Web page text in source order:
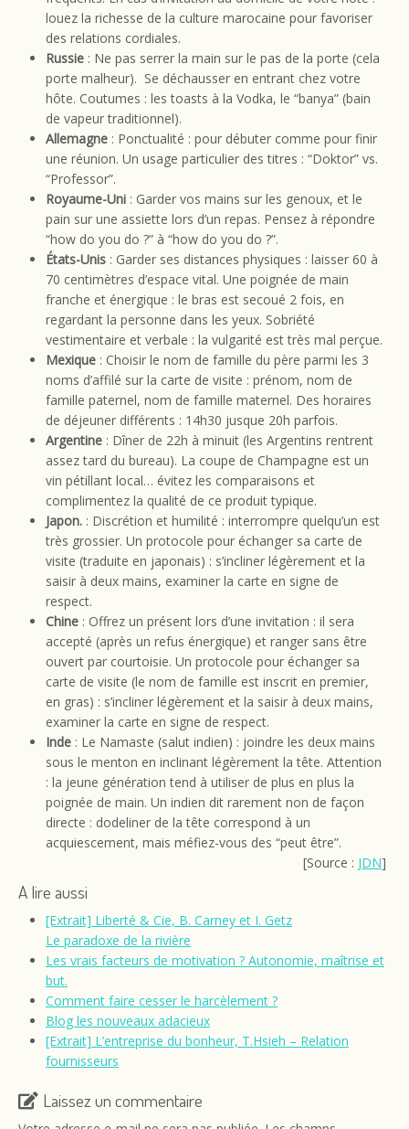
louez la richesse de la culture marocaine pour favoriser
des relations cordiales.
Russie : Ne pas serrer la main sur le pas de la porte (cela
porte malheur). Se déchausser en entrant chez votre
hôte. Coutumes : les toasts à la Vodka, le “banya” (bain
de vapeur traditionnel).
Allemagne : Ponctualité : pour débuter comme pour finir
une réunion. Un usage particulier des titres : “Doktor” vs.
“Professor”.
Royaume-Uni : Garder vos mains sur les genoux, et le
pain sur une assiette lors d’un repas. Pensez à répondre
“how do you do ?” à “how do you do ?”.
États-Unis : Garder ses distances physiques : laisser 60 à
70 centimètres d’espace vital. Une poignée de main
franche et énergique : le bras est secoué 2 fois, en
regardant la personne dans les yeux. Sobriété
vestimentaire et verbale : la vulgarité est très mal perçue.
Mexique : Choisir le nom de famille du père parmi les 3
noms d’affilé sur la carte de visite : prénom, nom de
famille paternel, nom de famille maternel. Des horaires
de déjeuner différents : 14h30 jusque 20h parfois.
Argentine : Dîner de 22h à minuit (les Argentins rentrent
assez tard du bureau). La coupe de Champagne est un
vin pétillant local… évitez les comparaisons et
complimentez la qualité de ce produit typique.
Japon. : Discrétion et humilité : interrompre quelqu’un est
très grossier. Un protocole pour échanger sa carte de
visite (traduite en japonais) : s’incliner légèrement et la
saisir à deux mains, examiner la carte en signe de
respect.
Chine : Offrez un présent lors d’une invitation : il sera
accepté (après un refus énergique) et ranger sans être
ouvert par courtoisie. Un protocole pour échanger sa
carte de visite (le nom de famille est inscrit en premier,
en gras) : s’incliner légèrement et la saisir à deux mains,
examiner la carte en signe de respect.
Inde : Le Namaste (salut indien) : joindre les deux mains
sous le menton en inclinant légèrement la tête. Attention
: la jeune génération tend à utiliser de plus en plus la
poignée de main. Un indien dit rarement non de façon
directe : dodeliner de la tête correspond à un
acquiescement, mais méfiez-vous des “peut être”.
[Source : JDN]
A lire aussi
[Extrait] Liberté & Cie, B. Carney et I. Getz
Le paradoxe de la rivière
Les vrais facteurs de motivation ? Autonomie, maîtrise et
but.
Comment faire cesser le harcèlement ?
Blog les nouveaux adacieux
[Extrait] L’entreprise du bonheur, T.Hsieh – Relation
fournisseurs
Laissez un commentaire